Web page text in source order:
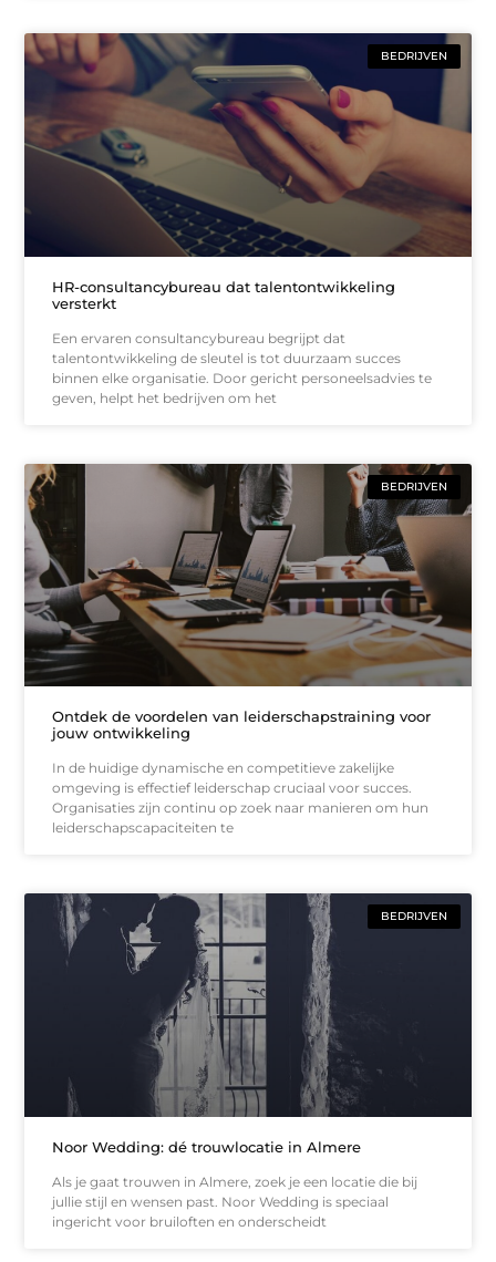
BEDRIJVEN
HR-consultancybureau dat talentontwikkeling
versterkt
Een ervaren consultancybureau begrijpt dat
talentontwikkeling de sleutel is tot duurzaam succes
binnen elke organisatie. Door gericht personeelsadvies te
geven, helpt het bedrijven om het
BEDRIJVEN
Ontdek de voordelen van leiderschapstraining voor
jouw ontwikkeling
In de huidige dynamische en competitieve zakelijke
omgeving is effectief leiderschap cruciaal voor succes.
Organisaties zijn continu op zoek naar manieren om hun
leiderschapscapaciteiten te
BEDRIJVEN
Noor Wedding: dé trouwlocatie in Almere
Als je gaat trouwen in Almere, zoek je een locatie die bij
jullie stijl en wensen past. Noor Wedding is speciaal
ingericht voor bruiloften en onderscheidt